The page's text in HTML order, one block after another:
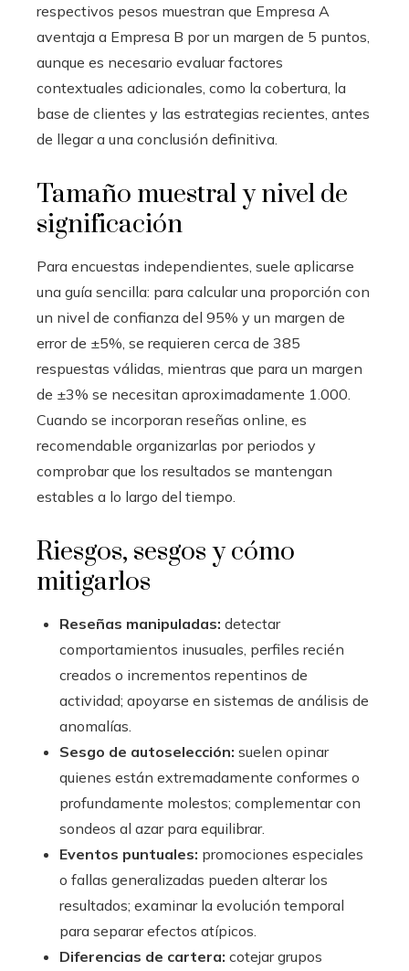
respectivos pesos muestran que Empresa A
aventaja a Empresa B por un margen de 5 puntos,
aunque es necesario evaluar factores
contextuales adicionales, como la cobertura, la
base de clientes y las estrategias recientes, antes
de llegar a una conclusión definitiva.
Tamaño muestral y nivel de
significación
Para encuestas independientes, suele aplicarse
una guía sencilla: para calcular una proporción con
un nivel de confianza del 95% y un margen de
error de ±5%, se requieren cerca de 385
respuestas válidas, mientras que para un margen
de ±3% se necesitan aproximadamente 1.000.
Cuando se incorporan reseñas online, es
recomendable organizarlas por periodos y
comprobar que los resultados se mantengan
estables a lo largo del tiempo.
Riesgos, sesgos y cómo
mitigarlos
Reseñas manipuladas: detectar
comportamientos inusuales, perfiles recién
creados o incrementos repentinos de
actividad; apoyarse en sistemas de análisis de
anomalías.
Sesgo de autoselección: suelen opinar
quienes están extremadamente conformes o
profundamente molestos; complementar con
sondeos al azar para equilibrar.
Eventos puntuales: promociones especiales
o fallas generalizadas pueden alterar los
resultados; examinar la evolución temporal
para separar efectos atípicos.
Diferencias de cartera: cotejar grupos